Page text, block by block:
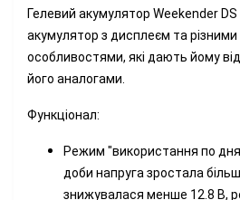
Гелевий акумулятор Weekender
акумулятор з дисплеєм та різними
особливостями, які дають йому
його аналогами.
Функціонал:
Режим "використання по
доби напруга зростала
знижувалася менше 12.8 В,